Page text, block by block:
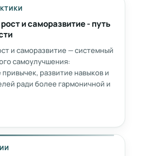
и саморазвитие - путь
и саморазвитие — системный
самоулучшения:
развитие навыков и
ради более гармоничной и